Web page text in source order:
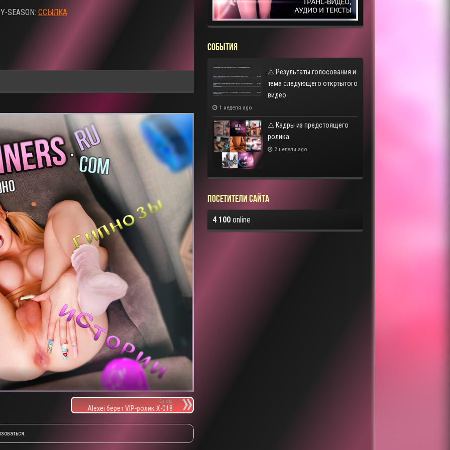
SEASON: ССЫЛКА
След.
Alexei берет VIP-ролик X-018
.
СОБЫТИЯ
⚠️ Результаты голосования и
тема следующего откртытого
видео
1 неделя ago
⚠️ Кадры из предстоящего
ролика
2 недели ago
Посетители сайта
4 100online